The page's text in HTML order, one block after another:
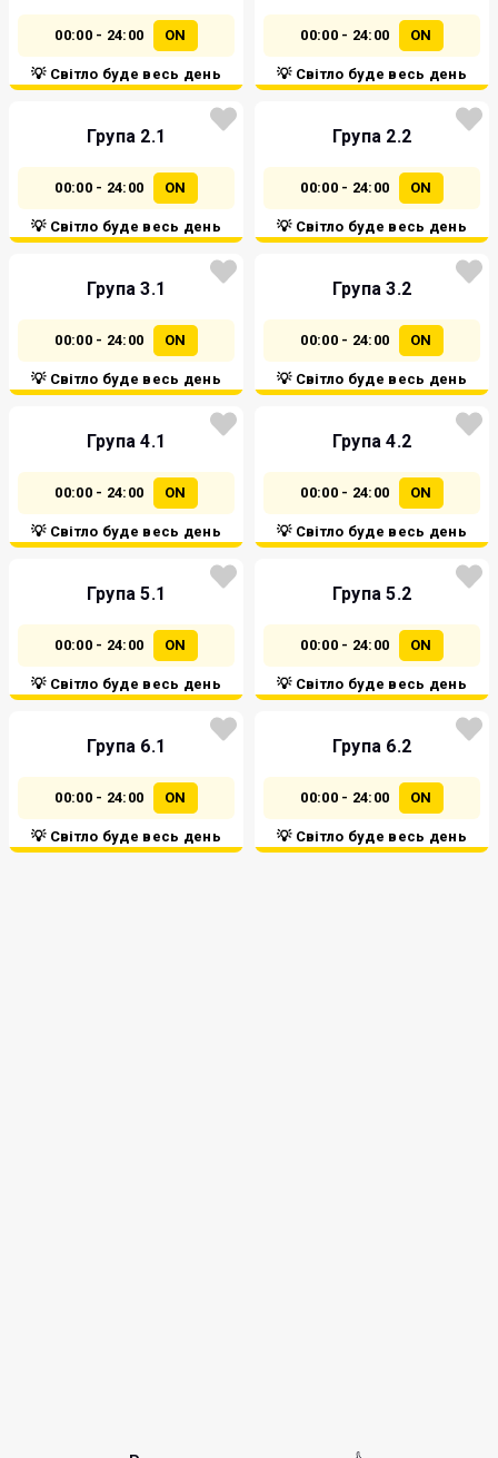
00:00 - 24:00 ON
💡 Світло буде весь день
00:00 - 24:00 ON
💡 Світло буде весь день
Група 2.1
00:00 - 24:00 ON
💡 Світло буде весь день
Група 2.2
00:00 - 24:00 ON
💡 Світло буде весь день
Група 3.1
00:00 - 24:00 ON
💡 Світло буде весь день
Група 3.2
00:00 - 24:00 ON
💡 Світло буде весь день
Група 4.1
00:00 - 24:00 ON
💡 Світло буде весь день
Група 4.2
00:00 - 24:00 ON
💡 Світло буде весь день
Група 5.1
00:00 - 24:00 ON
💡 Світло буде весь день
Група 5.2
00:00 - 24:00 ON
💡 Світло буде весь день
Група 6.1
00:00 - 24:00 ON
💡 Світло буде весь день
Група 6.2
00:00 - 24:00 ON
💡 Світло буде весь день